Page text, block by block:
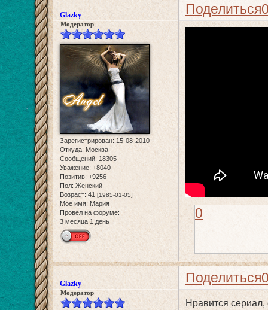
Поделиться
Glazky
Модератор
Зарегистрирован: 15-08-2010
Откуда: Москва
Сообщений: 18305
Уважение: +8040
Позитив: +9256
Пол: Женский
Возраст: 41 [1985-01-05]
Мое имя: Мария
Провел на форуме:
3 месяца 1 день
0
Поделиться
Glazky
Модератор
Нравится